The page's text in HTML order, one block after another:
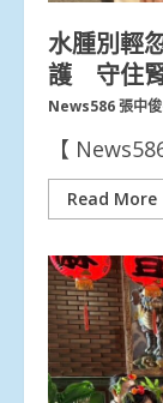
水腫別輕
護 守住
News586 張中
【
Read More